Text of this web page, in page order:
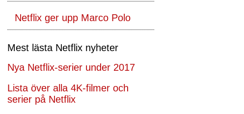
Netflix ger upp Marco Polo
Mest lästa Netflix nyheter
Nya Netflix-serier under 2017
Lista över alla 4K-filmer och
serier på Netflix